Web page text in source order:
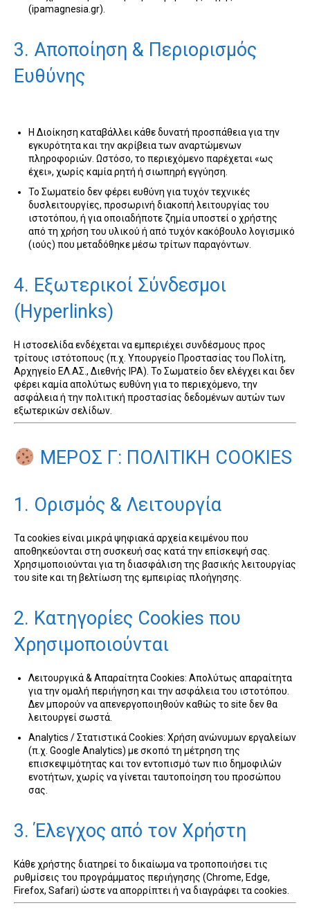
(ipamagnesia.gr).
3. Αποποίηση & Περιορισμός
Ευθύνης
Η Διοίκηση καταβάλλει κάθε δυνατή προσπάθεια για την
εγκυρότητα και την ακρίβεια των αναρτώμενων
πληροφοριών. Ωστόσο, το περιεχόμενο παρέχεται «ως
έχει», χωρίς καμία ρητή ή σιωπηρή εγγύηση.
Το Σωματείο δεν φέρει ευθύνη για τυχόν τεχνικές
δυσλειτουργίες, προσωρινή διακοπή λειτουργίας του
ιστοτόπου, ή για οποιαδήποτε ζημία υποστεί ο χρήστης
από τη χρήση του υλικού ή από τυχόν κακόβουλο λογισμικό
(ιούς) που μεταδόθηκε μέσω τρίτων παραγόντων.
4. Εξωτερικοί Σύνδεσμοι
(Hyperlinks)
Η ιστοσελίδα ενδέχεται να εμπεριέχει συνδέσμους προς
τρίτους ιστότοπους (π.χ. Υπουργείο Προστασίας του Πολίτη,
Αρχηγείο ΕΛ.ΑΣ., Διεθνής IPA). Το Σωματείο δεν ελέγχει και δεν
φέρει καμία απολύτως ευθύνη για το περιεχόμενο, την
ασφάλεια ή την πολιτική προστασίας δεδομένων αυτών των
εξωτερικών σελίδων.
ΜΕΡΟΣ Γ: ΠΟΛΙΤΙΚΗ COOKIES
1. Ορισμός & Λειτουργία
Τα cookies είναι μικρά ψηφιακά αρχεία κειμένου που
αποθηκεύονται στη συσκευή σας κατά την επίσκεψή σας.
Χρησιμοποιούνται για τη διασφάλιση της βασικής λειτουργίας
του site και τη βελτίωση της εμπειρίας πλοήγησης.
2. Κατηγορίες Cookies που
Χρησιμοποιούνται
Λειτουργικά & Απαραίτητα Cookies: Απολύτως απαραίτητα
για την ομαλή περιήγηση και την ασφάλεια του ιστοτόπου.
Δεν μπορούν να απενεργοποιηθούν καθώς το site δεν θα
λειτουργεί σωστά.
Analytics / Στατιστικά Cookies: Χρήση ανώνυμων εργαλείων
(π.χ. Google Analytics) με σκοπό τη μέτρηση της
επισκεψιμότητας και τον εντοπισμό των πιο δημοφιλών
ενοτήτων, χωρίς να γίνεται ταυτοποίηση του προσώπου
σας.
3. Έλεγχος από τον Χρήστη
Κάθε χρήστης διατηρεί το δικαίωμα να τροποποιήσει τις
ρυθμίσεις του προγράμματος περιήγησης (Chrome, Edge,
Firefox, Safari) ώστε να απορρίπτει ή να διαγράφει τα cookies.